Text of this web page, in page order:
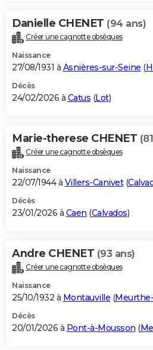
Danielle CHENET (94 ans)
Créer une cagnotte obsèques
Naissance
27/08/1931 à Asnières-sur-Seine (
Décès
24/02/2026 à Catus (Lot)
Marie-therese CHENET
Créer une cagnotte obsèques
Naissance
22/07/1944 à Villers-Canivet(
Décès
23/01/2026 à Caen (Calvados)
Andre CHENET (93 ans)
Créer une cagnotte obsèques
Naissance
25/10/1932 à Montauville (
Décès
20/01/2026 à Pont-à-Mousson (